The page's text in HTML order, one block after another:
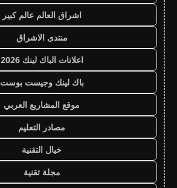
اشراق العالم عالم كبير
منتدى الاشراق
اعلانات الباك لينك 2026
باك لينك وجيست بوست
موقع المشاريع العربي
مصادر التعليم
خيال التقنية
مجلة تقنية